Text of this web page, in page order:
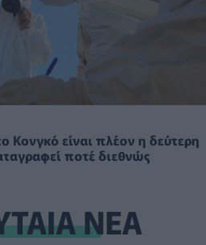
Κονγκό είναι πλέον η δεύτερη
ποτέ διεθνώς
ΝΕΑ